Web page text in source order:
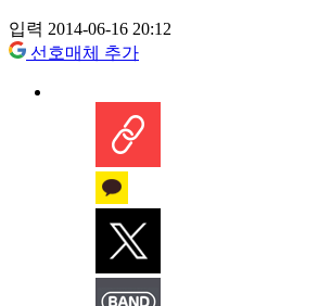
입력 2014-06-16 20:12
선호매체 추가